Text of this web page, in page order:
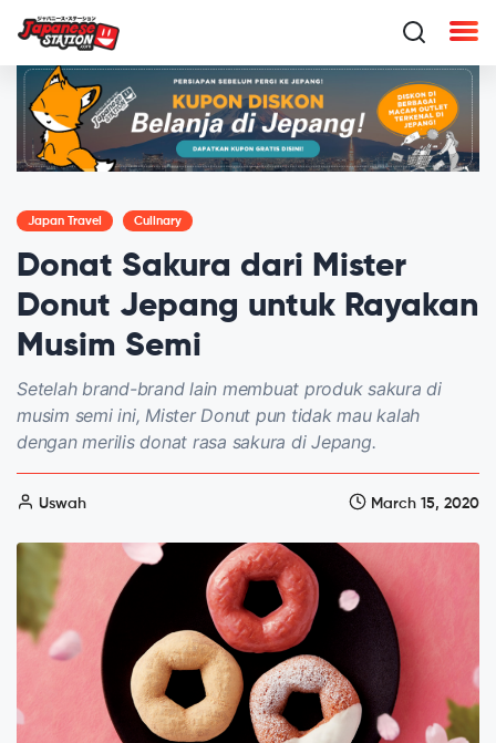
Japan Travel Culinary
Donat Sakura dari Mister
Donut Jepang untuk Rayakan
Musim Semi
Setelah brand-brand lain membuat produk sakura di
musim semi ini, Mister Donut pun tidak mau kalah
dengan merilis donat rasa sakura di Jepang.
Uswah March 15, 2020